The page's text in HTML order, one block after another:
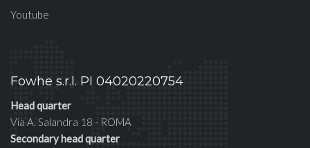
Youtube
Fowhe s.r.l. PI 04020220754
Head quarter
Via A. Salandra 18 - ROMA
Secondary head quarter